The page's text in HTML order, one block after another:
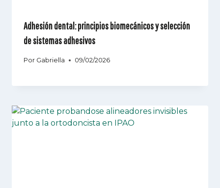
Adhesión dental: principios biomecánicos y selección
de sistemas adhesivos
Por Gabriella 09/02/2026